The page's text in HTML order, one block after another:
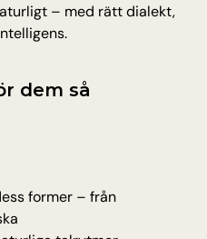
– med rätt dialekt,
dem så
former – från